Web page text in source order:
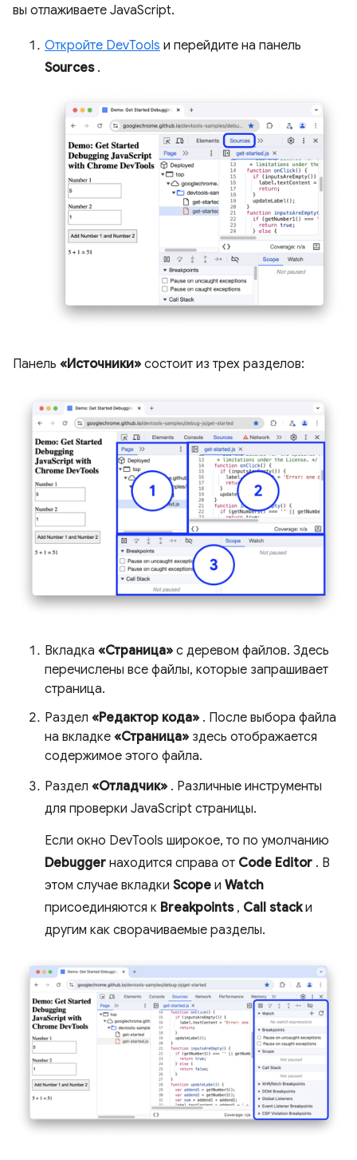
вы отлаживаете JavaScript.
Откройте DevTools и перейдите на панель
Sources.
Панель «Источники» состоит из трех разделов:
Вкладка «Страница» с деревом файлов. Здесь
перечислены все файлы, которые запрашивает
страница.
Раздел «Редактор кода» . После выбора файла
на вкладке «Страница» здесь отображается
содержимое этого файла.
Раздел «Отладчик» . Различные инструменты
для проверки JavaScript страницы.
Если окно DevTools широкое, то по умолчанию
Debugger находится справа от Code Editor . В
этом случае вкладки Scope и Watch
присоединяются к Breakpoints, Call stackи
другим как сворачиваемые разделы.